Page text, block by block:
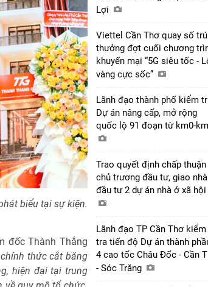
biểu tại sự kiện.
đốc Thành Thắng
chính thức cắt băng
hiện đại tại trung
Lợi
Viettel Cần Thơ quay số
thưởng đợt cuối chương
khuyến mại “5G siêu tốc -
vàng cực sốc”
Lãnh đạo thành phố kiểm
Dự án nâng cấp, mở rộng
quốc lộ 91 đoạn từ km0-
Trao quyết định chấp thuận
chủ trương đầu tư, giao nhà
đầu tư 2 dự án nhà ở xã hội
Lãnh đạo TP Cần Thơ kiểm
tra tiến độ Dự án thành
4 cao tốc Châu Đốc - Cần
- Sóc Trăng